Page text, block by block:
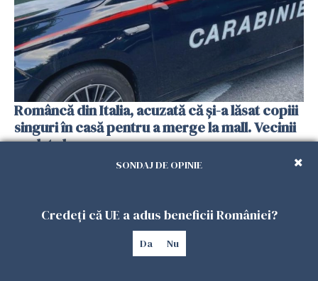
Româncă din Italia, acuzată că și-a lăsat copiii
singuri în casă pentru a merge la mall. Vecinii
au dat alarma
SONDAJ DE OPINIE
Credeți că UE a adus beneficii României?
Da Nu